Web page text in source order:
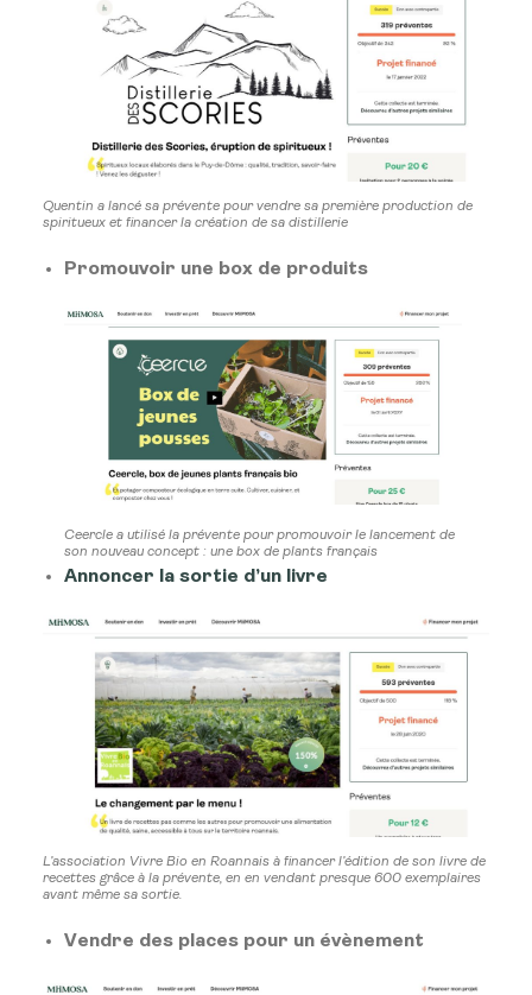
Quentin a lancé sa prévente pour vendre sa première production de
spiritueux et financer la création de sa distillerie
Promouvoir une box de produits
Ceercle a utilisé la prévente pour promouvoir le lancement de
son nouveau concept : une box de plants français
Annoncer la sortie d’un livre
L’association Vivre Bio en Roannais à financer l’édition de son livre de
recettes grâce à la prévente, en en vendant presque 600 exemplaires
avant même sa sortie.
Vendre des places pour un évènement